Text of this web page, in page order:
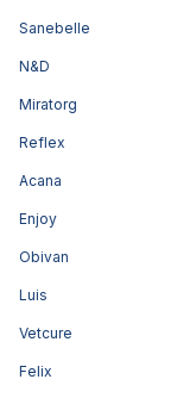
Sanebelle
N&D
Miratorg
Reflex
Acana
Enjoy
Obivan
Luis
Vetcure
Felix